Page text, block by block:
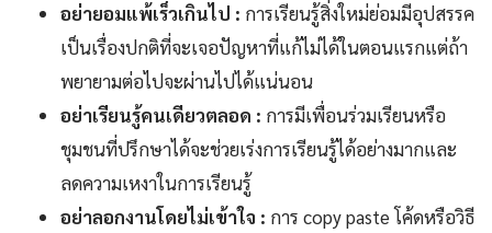
อย่ายอมแพ้เร็วเกินไป : การเรียนรู้สิ่งใหม่ย่อมมีอุปสรรค
เป็นเรื่องปกติที่จะเจอปัญหาที่แก้ไม่ได้ในตอนแรกแต่ถ้า
พยายามต่อไปจะผ่านไปได้แน่นอน
อย่าเรียนรู้คนเดียวตลอด : การมีเพื่อนร่วมเรียนหรือ
ชุมชนที่ปรึกษาได้จะช่วยเร่งการเรียนรู้ได้อย่างมากและ
ลดความเหงาในการเรียนรู้
อย่าลอกงานโดยไม่เข้าใจ : การ copy paste โค้ดหรือวิธี